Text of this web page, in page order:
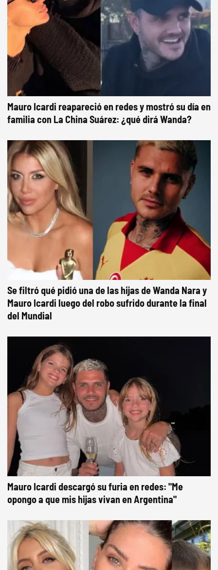
Mauro Icardi reapareció en redes y mostró su día en
familia con La China Suárez: ¿qué dirá Wanda?
Se filtró qué pidió una de las hijas de Wanda Nara y
Mauro Icardi luego del robo sufrido durante la final
del Mundial
Mauro Icardi descargó su furia en redes: "Me
opongo a que mis hijas vivan en Argentina"